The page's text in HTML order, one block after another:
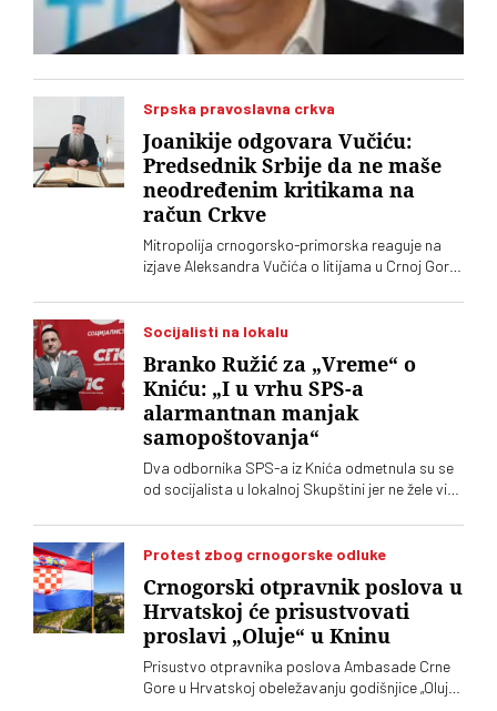
Srpska pravoslavna crkva
Joanikije odgovara Vučiću:
Predsednik Srbije da ne maše
neodređenim kritikama na
račun Crkve
Mitropolija crnogorsko-primorska reaguje na
izjave Aleksandra Vučića o litijama u Crnoj Gori
Socijalisti na lokalu
Branko Ružić za „Vreme“ o
Kniću: „I u vrhu SPS-a
alarmantnan manjak
samopoštovanja“
Dva odbornika SPS-a iz Knića odmetnula su se
od socijalista u lokalnoj Skupštini jer ne žele više
naprednjacima. Jedan od njih kaže za „Vreme“
da je „SNS u Kniću nasilna skupina
ikada više, da sarađuju. Branko Ružić za
„Vreme“ kaže da je alarmantno da tendencije
odricanja od izvornih principa i mazohizma
postoje ne samo na lokalu, već i u samom vrhu
SPS-a
Protest zbog crnogorske odluke
Crnogorski otpravnik poslova u
Hrvatskoj će prisustvovati
proslavi „Oluje“ u Kninu
Prisustvo otpravnika poslova Ambasade Crne
Gore u Hrvatskoj obeležavanju godišnjice „Oluje“